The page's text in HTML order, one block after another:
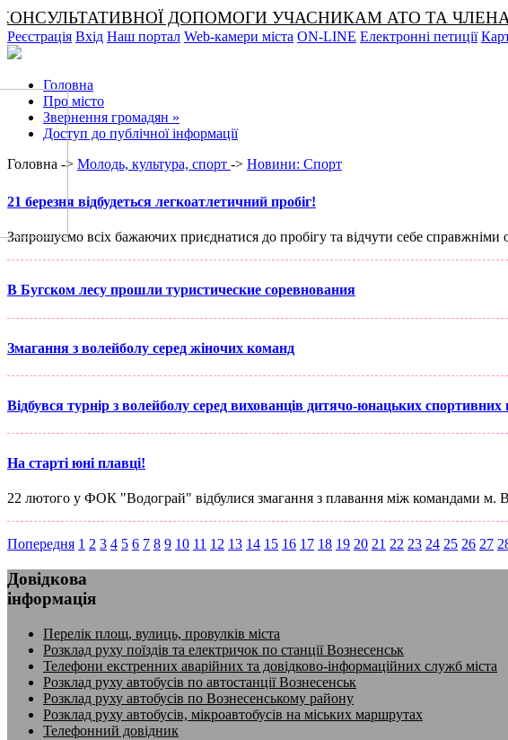
ДОПОМОГИ УЧАСНИКАМ АТО ТА ЧЛЕНАМ ЇХ
Реєстрація Вхід Наш портал Web-камери міста ON-LINE Електронні петиції
Головна
Про місто
Звернення громадян »
Доступ до публічної інформації
Головна -> Молодь, культура, спорт -> Новини: Спорт
21 березня відбудеться легкоатлетичний пробіг!
Запрошуємо всіх бажаючих приєднатися до пробігу та відчути себе справжніми
В Бугском лесу прошли туристические соревнования
Змагання з волейболу серед жіночих команд
Відбувся турнір з волейболу серед вихованців дитячо-юнацьких спортивних
На старті юні плавці!
22 лютого у ФОК "Водограй" відбулися змагання з плавання між командами м.
Попередня 1 2 3 4 5 6 7 8 9 10 11 12 13 14 15 16 17 18 19 20 21 22 23 24 25 26 27
Довідкова
інформація
Перелік площ, вулиць, провулків міста
Розклад руху поїздів та електричок по станції Вознесенськ
Телефони екстренних аварійних та довідково-інформаційних служб міста
Розклад руху автобусів по автостанції Вознесенськ
Розклад руху автобусів по Вознесенському району
Розклад руху автобусів, мікроавтобусів на міських маршрутах
Телефонний довідник